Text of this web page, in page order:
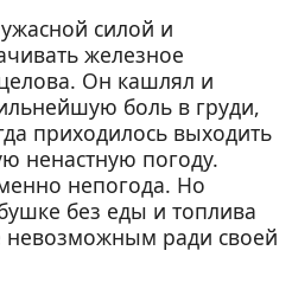
силой и
железное
Он кашлял и
боль в груди,
приходилось выходить
ненастную погоду.
непогода. Но
без еды и топлива
невозможным ради своей